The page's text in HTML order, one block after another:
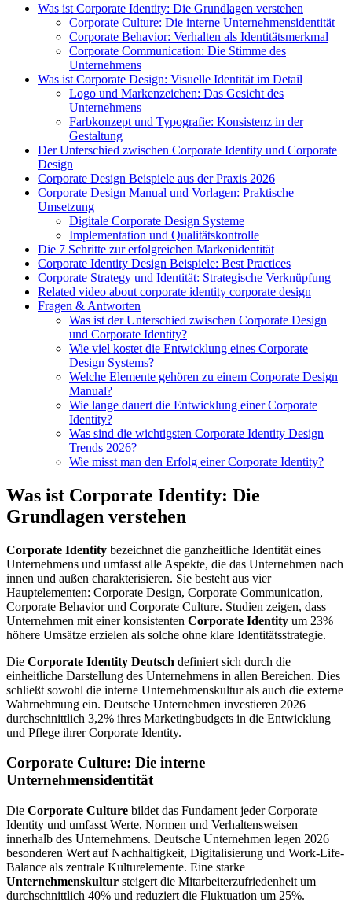
Was ist Corporate Identity: Die Grundlagen verstehen
Corporate Culture: Die interne Unternehmensidentität
Corporate Behavior: Verhalten als Identitätsmerkmal
Corporate Communication: Die Stimme des
Unternehmens
Was ist Corporate Design: Visuelle Identität im Detail
Logo und Markenzeichen: Das Gesicht des
Unternehmens
Farbkonzept und Typografie: Konsistenz in der
Gestaltung
Der Unterschied zwischen Corporate Identity und Corporate
Design
Corporate Design Beispiele aus der Praxis 2026
Corporate Design Manual und Vorlagen: Praktische
Umsetzung
Digitale Corporate Design Systeme
Implementation und Qualitätskontrolle
Die 7 Schritte zur erfolgreichen Markenidentität
Corporate Identity Design Beispiele: Best Practices
Corporate Strategy und Identität: Strategische Verknüpfung
Related video about corporate identity corporate design
Fragen & Antworten
Was ist der Unterschied zwischen Corporate Design
und Corporate Identity?
Wie viel kostet die Entwicklung eines Corporate
Design Systems?
Welche Elemente gehören zu einem Corporate Design
Manual?
Wie lange dauert die Entwicklung einer Corporate
Identity?
Was sind die wichtigsten Corporate Identity Design
Trends 2026?
Wie misst man den Erfolg einer Corporate Identity?
Was ist Corporate Identity: Die
Grundlagen verstehen
Corporate Identity bezeichnet die ganzheitliche Identität eines
Unternehmens und umfasst alle Aspekte, die das Unternehmen nach
innen und außen charakterisieren. Sie besteht aus vier
Hauptelementen: Corporate Design, Corporate Communication,
Corporate Behavior und Corporate Culture. Studien zeigen, dass
Unternehmen mit einer konsistenten Corporate Identity um 23%
höhere Umsätze erzielen als solche ohne klare Identitätsstrategie.
Die Corporate Identity Deutsch definiert sich durch die
einheitliche Darstellung des Unternehmens in allen Bereichen. Dies
schließt sowohl die interne Unternehmenskultur als auch die externe
Wahrnehmung ein. Deutsche Unternehmen investieren 2026
durchschnittlich 3,2% ihres Marketingbudgets in die Entwicklung
und Pflege ihrer Corporate Identity.
Corporate Culture: Die interne
Unternehmensidentität
Die Corporate Culture bildet das Fundament jeder Corporate
Identity und umfasst Werte, Normen und Verhaltensweisen
innerhalb des Unternehmens. Deutsche Unternehmen legen 2026
besonderen Wert auf Nachhaltigkeit, Digitalisierung und Work-Life-
Balance als zentrale Kulturelemente. Eine starke
Unternehmenskultur steigert die Mitarbeiterzufriedenheit um
durchschnittlich 40% und reduziert die Fluktuation um 25%.